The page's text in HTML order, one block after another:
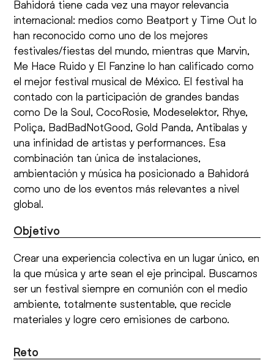
Bahidorá tiene cada vez una mayor relevancia
internacional: medios como Beatport y Time Out lo
han reconocido como uno de los mejores
festivales/fiestas del mundo, mientras que Marvin,
Me Hace Ruido y El Fanzine lo han calificado como
el mejor festival musical de México. El festival ha
contado con la participación de grandes bandas
como De la Soul, CocoRosie, Modeselektor, Rhye,
Poliça, BadBadNotGood, Gold Panda, Antibalas y
una infinidad de artistas y performances. Esa
combinación tan única de instalaciones,
ambientación y música ha posicionado a Bahidorá
como uno de los eventos más relevantes a nivel
global.
Objetivo
Crear una experiencia colectiva en un lugar único, en
la que música y arte sean el eje principal. Buscamos
ser un festival siempre en comunión con el medio
ambiente, totalmente sustentable, que recicle
materiales y logre cero emisiones de carbono.
Reto